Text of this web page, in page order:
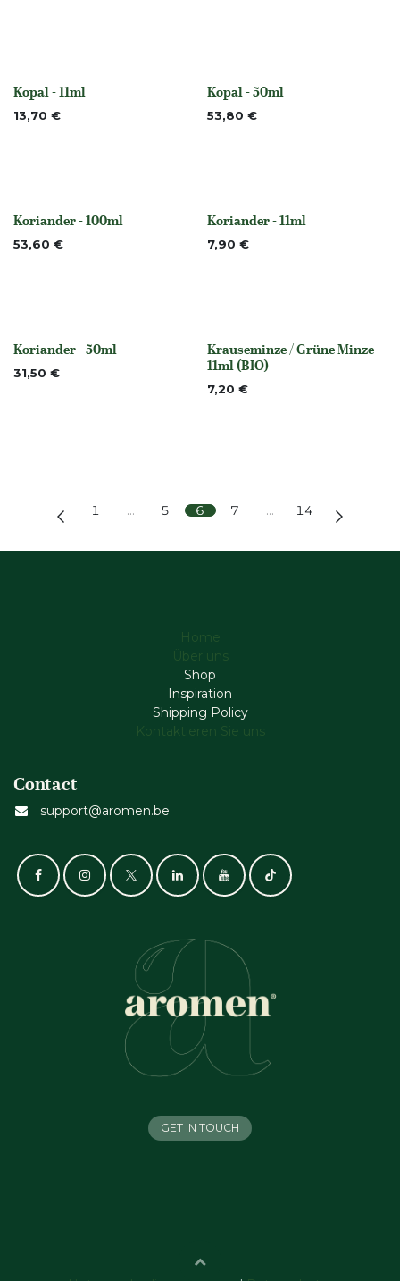
None
Kopal - 11ml
13,70 € None
Kopal - 50ml
53,80 €
None
Koriander - 100ml
53,60 € None
Koriander - 11ml
7,90 €
Nicht vorrättig
Koriander - 50ml
31,50 € None
Krauseminze / Grüne Minze -
11ml (BIO)
7,20 €
1 … 5 6 7 … 14
Home
Über uns
Shop
Inspiration
Shipping Policy
Kontaktieren Sie uns
Contact
support@aromen.be
GET IN TOUCH